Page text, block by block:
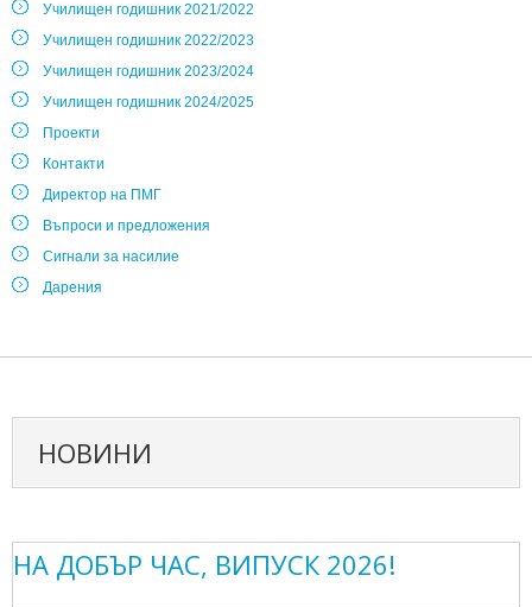
Училищен годишник 2021/2022
Училищен годишник 2022/2023
Училищен годишник 2023/2024
Училищен годишник 2024/2025
Проекти
Контакти
Директор на ПМГ
Въпроси и предложения
Сигнали за насилие
Дарения
НОВИНИ
НА ДОБЪР ЧАС, ВИПУСК 2026!